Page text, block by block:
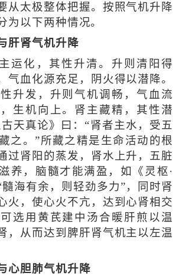
从太极整体把握。按照气机升降
为以下两种情况。
肝肾气机升降
化，其性升清。升则清阳得
气血化源充足，阴火得以潜降。
升发，升则气机调畅，气血流
生机向上。肾主藏精，其性潜
天真论》曰：“肾者主水，受五
之。”所藏之精是生命活动的根
过肾阳的蒸发，肾水上升，五脏
养，脑髓才能满盈，如《灵枢·
海有余，则轻劲多力”，同时肾
火，使心火不亢，达到心肾相交
选用黄芪建中汤合暖肝煎以温
，从而达到脾肝肾气机主以左温
心胆肺气机升降